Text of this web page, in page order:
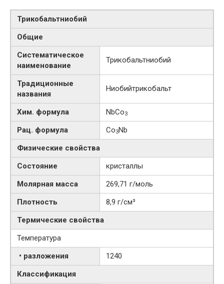
Трикобальтниобий
Общие
Систематическое
наименование
Трикобальтниобий
Традиционные
названия
Ниобийтрикобальт
Хим. формула NbCo3
Рац. формула Co3Nb
Физические свойства
Состояние
кристаллы
Молярная масса
269,71 г/моль
Плотность
8,9 г/см³
Термические свойства
Температура
• разложения
1240
Классификация